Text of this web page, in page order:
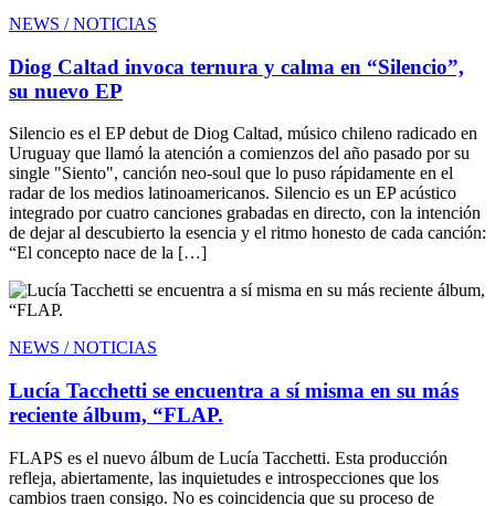
NEWS / NOTICIAS
Diog Caltad invoca ternura y calma en “Silencio”,
su nuevo EP
Silencio es el EP debut de Diog Caltad, músico chileno radicado en
Uruguay que llamó la atención a comienzos del año pasado por su
single "Siento", canción neo-soul que lo puso rápidamente en el
radar de los medios latinoamericanos. Silencio es un EP acústico
integrado por cuatro canciones grabadas en directo, con la intención
de dejar al descubierto la esencia y el ritmo honesto de cada canción:
“El concepto nace de la […]
NEWS / NOTICIAS
Lucía Tacchetti se encuentra a sí misma en su más
reciente álbum, “FLAP.
FLAPS es el nuevo álbum de Lucía Tacchetti. Esta producción
refleja, abiertamente, las inquietudes e introspecciones que los
cambios traen consigo. No es coincidencia que su proceso de